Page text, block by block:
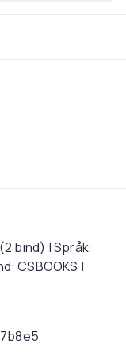
bind) | Språk:
CSBOOKS |